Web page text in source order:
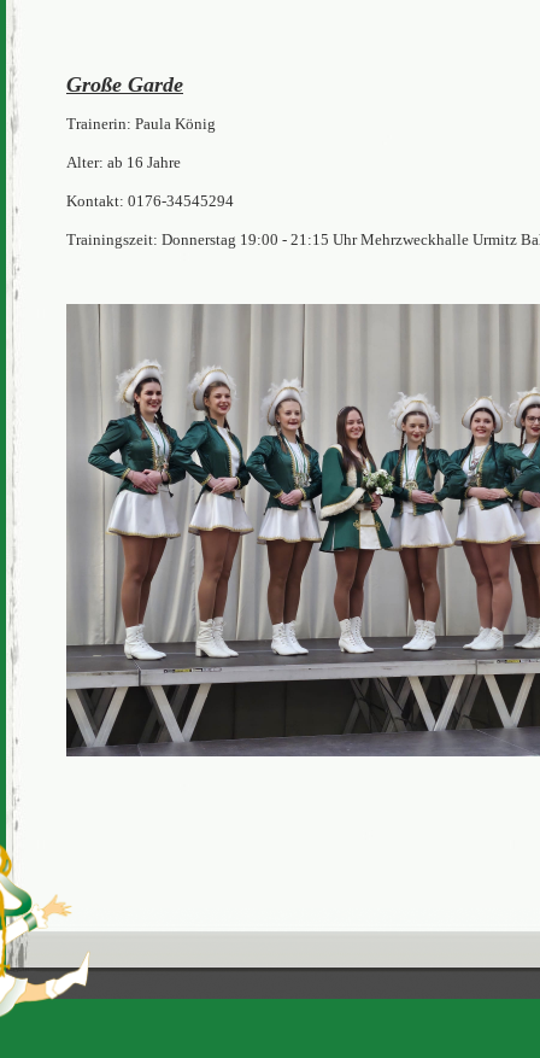
Große Garde
Trainerin: Paula König
Alter: ab 16 Jahre
Kontakt: 0176-34545294
Trainingszeit: Donnerstag 19:00 - 21:15 Uhr Mehrzweckhalle Urmitz